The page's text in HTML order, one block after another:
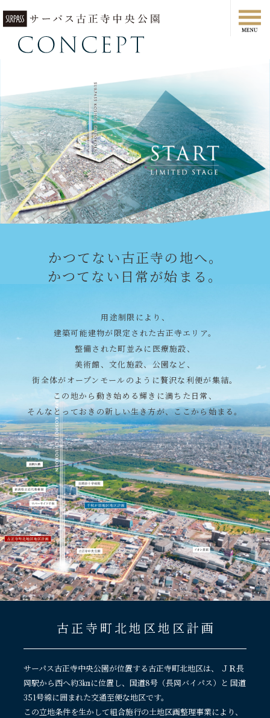
かつてない古正寺の地へ。
かつてない日常が始まる。
用途制限により、
建築可能建物が限定された古正寺エリア。
整備された町並みに医療施設、
美術館、文化施設、公園など、
街全体がオープンモールのように贅沢な利便が集結。
この地から動き始める輝きに満ちた日常、
そんなとっておきの新しい生き方が、ここから始まる。
古正寺町北地区地区計画
サーパス古正寺中央公園が位置する古正寺町北地区は、
ＪＲ長
岡駅から西へ約3㎞に位置し、国道8号（長岡バイパス）と 国道
351号線に囲まれた交通至便な地区です。
この立地条件を生かして組合施行の土地区画整理事業により、